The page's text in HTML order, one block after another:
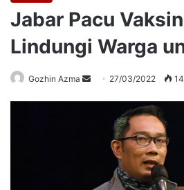
Jabar Pacu
Lindungi Warga
Gozhin Azma
Send 27/03/2022